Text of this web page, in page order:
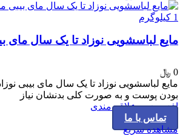
مایع لباسشویی نوزاد تا یک سال مای
0 ﷼
مایع لباسشویی نوزاد تا یک سال مای بیبی
بودن پوست و به صورت کلی بدنشان نیاز
افزودن به علاقه مندی
تماس با ما
مشاهده سریع